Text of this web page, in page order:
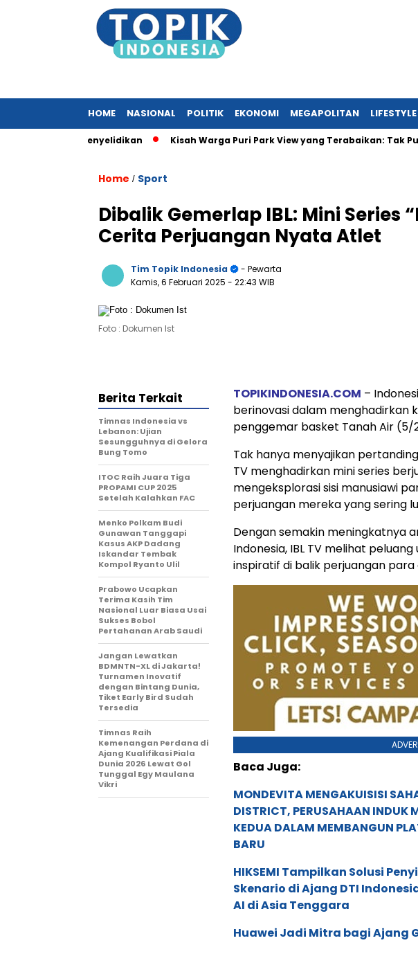
HOME NASIONAL POLITIK EKONOMI MEGAPOLITAN LIFESTYLE
Penyelidikan Kisah Warga Puri Park View yang Terabaikan: Tak Punya
Home / Sport
Dibalik Gemerlap IBL: Mini Series
Cerita Perjuangan Nyata Atlet
Tim Topik Indonesia
- Pewarta
Kamis, 6 Februari 2025 - 22:43 WIB
Foto : Dokumen Ist
TOPIKINDONESIA.COM –
berinovasi dalam menghadirkan
penggemar basket Tanah Air (5/
Tak hanya menyajikan
TV menghadirkan mini series
mengeksplorasi sisi manusiawi
perjuangan mereka yang sering
Dengan semakin meningkatnya
Indonesia, IBL TV melihat
inspiratif di balik perjuangan para
Baca Juga:
MONDEVITA MENGAKUISISI
DISTRICT, PERUSAHAAN INDUK
KEDUA DALAM MEMBANGUN
BARU
HIKSEMI Tampilkan Solusi
Skenario di Ajang DTI
AI di Asia Tenggara
Huawei Jadi Mitra bagi Ajang
Berita Terkait
Timnas Indonesia vs
Lebanon: Ujian
Sesungguhnya di Gelora
Bung Tomo
ITOC Raih Juara Tiga
PROPAMI CUP 2025
Setelah Kalahkan FAC
Menko Polkam Budi
Gunawan Tanggapi
Kasus AKP Dadang
Iskandar Tembak
Kompol Ryanto Ulil
Prabowo Ucapkan
Terima Kasih Tim
Nasional Luar Biasa Usai
Sukses Bobol
Pertahanan Arab Saudi
Jangan Lewatkan
BDMNTN-XL di Jakarta!
Turnamen Inovatif
dengan Bintang Dunia,
Tiket Early Bird Sudah
Tersedia
Timnas Raih
Kemenangan Perdana di
Ajang Kualifikasi Piala
Dunia 2026 Lewat Gol
Tunggal Egy Maulana
Vikri